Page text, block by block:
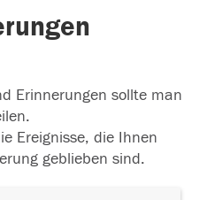
Erinnerungen sollte man
Ereignisse, die Ihnen
geblieben sind.